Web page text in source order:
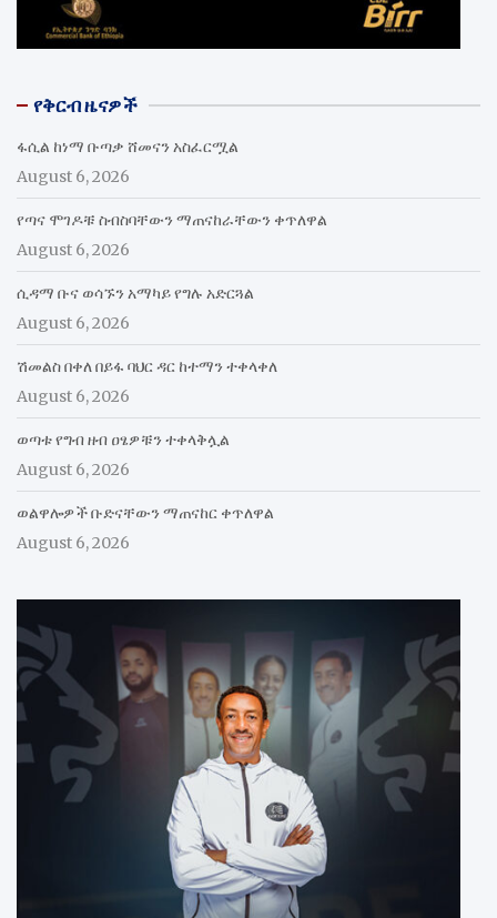
የቅርብ ዜናዎች
ፋሲል ከነማ ቡጣቃ ሸመናን አስፈርሟል
August 6, 2026
የጣና ሞገዶቹ ስብስባቸውን ማጠናከራቸውን ቀጥለዋል
August 6, 2026
ሲዳማ ቡና ወሳኙን አማካይ የግሉ አድርጓል
August 6, 2026
ሽመልስ በቀለ በይፋ ባህር ዳር ከተማን ተቀላቀለ
August 6, 2026
ወጣቱ የግብ ዘብ ዐፄዎቹን ተቀላቅሏል
August 6, 2026
ወልዋሎዎች ቡድናቸውን ማጠናከር ቀጥለዋል
August 6, 2026